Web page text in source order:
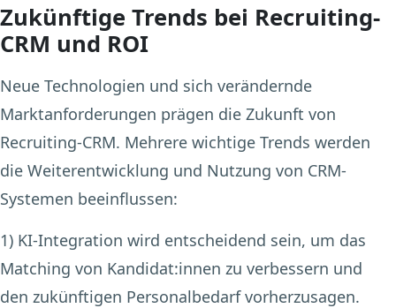
Zukünftige Trends bei Recruiting-
CRM und ROI
Neue Technologien und sich verändernde
Marktanforderungen prägen die Zukunft von
Recruiting-CRM. Mehrere wichtige Trends werden
die Weiterentwicklung und Nutzung von CRM-
Systemen beeinflussen:
1) KI-Integration wird entscheidend sein, um das
Matching von Kandidat:innen zu verbessern und
den zukünftigen Personalbedarf vorherzusagen.